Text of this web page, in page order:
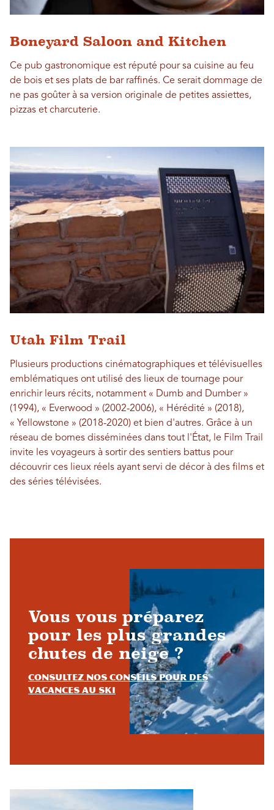
Boneyard Saloon and Kitchen
Ce pub gastronomique est réputé pour sa cuisine au feu
de bois et ses plats de bar raffinés. Ce serait dommage de
ne pas goûter à sa version originale de petites assiettes,
pizzas et charcuterie.
Utah Film Trail
Plusieurs productions cinématographiques et télévisuelles
emblématiques ont utilisé des lieux de tournage pour
enrichir leurs récits, notamment « Dumb and Dumber »
(1994), « Everwood » (2002-2006), « Hérédité » (2018),
« Yellowstone » (2018-2020) et bien d'autres. Grâce à un
réseau de bornes disséminées dans tout l'État, le Film Trail
invite les voyageurs à sortir des sentiers battus pour
découvrir ces lieux réels ayant servi de décor à des films et
des séries télévisées.
Vous vous préparez
pour les plus grandes
chutes de neige ?
Consultez nos conseils pour des
vacances au ski